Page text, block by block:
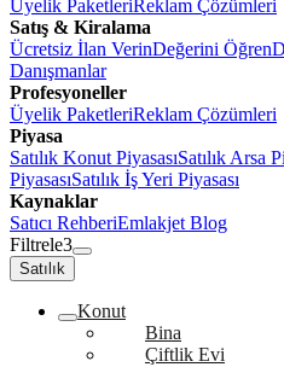
Üyelik PaketleriReklam Çözümleri
Satış & Kiralama
Ücretsiz İlan VerinDeğerini Öğren
Danışmanlar
Profesyoneller
Üyelik PaketleriReklam Çözümleri
Piyasa
Satılık Konut PiyasasıSatılık Arsa
PiyasasıSatılık İş Yeri Piyasası
Kaynaklar
Satıcı RehberiEmlakjet Blog
Filtrele3
Satılık
Konut
Bina
Çiftlik Evi